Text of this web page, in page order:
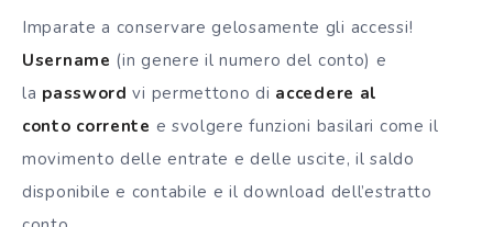
Imparate a conservare gelosamente gli accessi!
Username (in genere il numero del conto) e
la passwordvi permettono di accedere al
conto corrente e svolgere funzioni basilari come il
movimento delle entrate e delle uscite, il saldo
disponibile e contabile e il download dell’estratto